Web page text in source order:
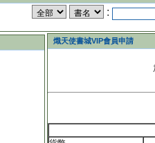
:
熾天使書城VIP會員申請